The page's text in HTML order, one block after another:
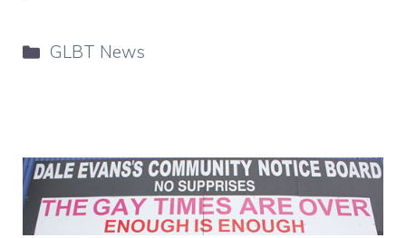
Categorie
GLBT News